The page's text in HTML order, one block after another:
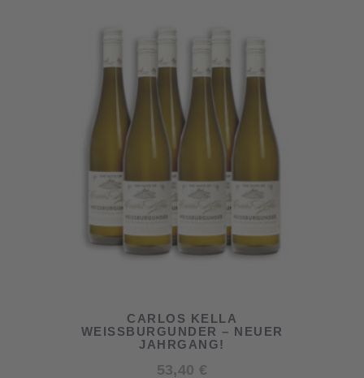
CARLOS KELLA
WEISSBURGUNDER – NEUER
JAHRGANG!
53,40 €